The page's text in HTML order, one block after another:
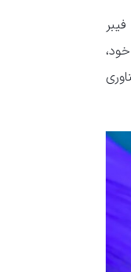
کابل‌کشی فیبر